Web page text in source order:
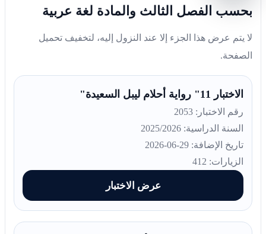
بحسب الفصل الثالث والمادة لغة عربية
لا يتم عرض هذا الجزء إلا عند النزول إليه، لتخفيف تحميل
الصفحة.
الاختبار 11" رواية أحلام ليبل السعيدة"
رقم الاختبار: 2053
السنة الدراسية: 2025/2026
تاريخ الإضافة: 29-06-2026
الزيارات: 412
عرض الاختبار